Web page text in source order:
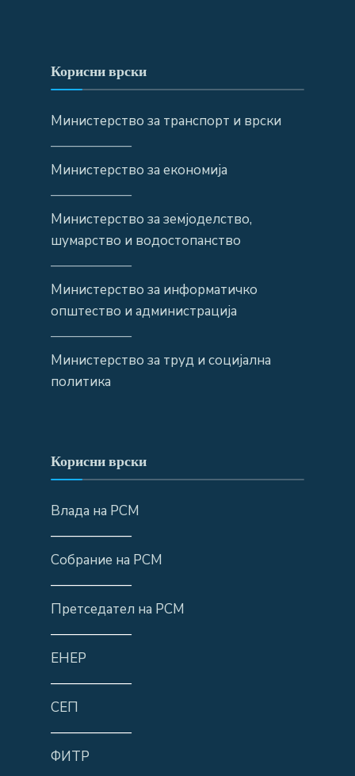
Корисни врски
Министерство за транспорт и врски
——————
Министерство за економија
——————
Министерство за земјоделство,
шумарство и водостопанство
——————
Министерство за информатичко
општество и администрација
——————
Министерство за труд и социјална
политика
Корисни врски
Влада на РСМ
——————
Собрание на РСМ
——————
Претседател на РСМ
——————
ЕНЕР
——————
СЕП
——————
ФИТР